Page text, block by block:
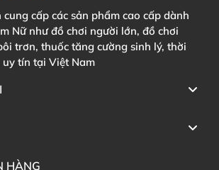
cấp các sản phẩm cao cấp dành
Nữ như đồ chơi người lớn, đồ chơi
trơn, thuốc tăng cường sinh lý, thời
tín tại Việt Nam
HÀNG